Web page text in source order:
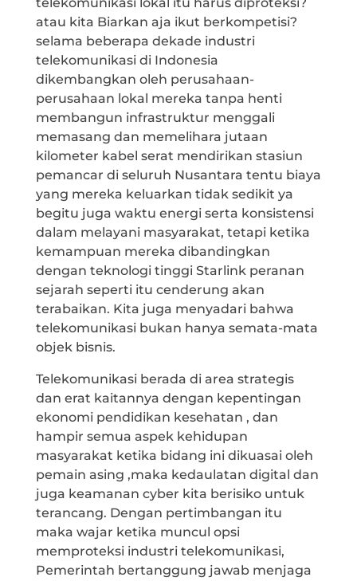
telekomunikasi lokal itu harus diproteksi?
atau kita Biarkan aja ikut berkompetisi?
selama beberapa dekade industri
telekomunikasi di Indonesia
dikembangkan oleh perusahaan-
perusahaan lokal mereka tanpa henti
membangun infrastruktur menggali
memasang dan memelihara jutaan
kilometer kabel serat mendirikan stasiun
pemancar di seluruh Nusantara tentu biaya
yang mereka keluarkan tidak sedikit ya
begitu juga waktu energi serta konsistensi
dalam melayani masyarakat, tetapi ketika
kemampuan mereka dibandingkan
dengan teknologi tinggi Starlink peranan
sejarah seperti itu cenderung akan
terabaikan. Kita juga menyadari bahwa
telekomunikasi bukan hanya semata-mata
objek bisnis.
Telekomunikasi berada di area strategis
dan erat kaitannya dengan kepentingan
ekonomi pendidikan kesehatan , dan
hampir semua aspek kehidupan
masyarakat ketika bidang ini dikuasai oleh
pemain asing ,maka kedaulatan digital dan
juga keamanan cyber kita berisiko untuk
terancang. Dengan pertimbangan itu
maka wajar ketika muncul opsi
memproteksi industri telekomunikasi,
Pemerintah bertanggung jawab menjaga